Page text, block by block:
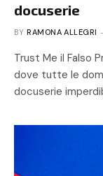
docuserie
BY RAMONA ALLEGRI
Trust Me il Falso
dove tutte le
docuserie